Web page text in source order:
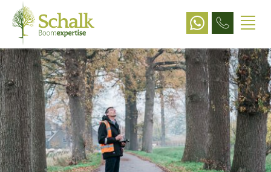
Taxaties
Technisch
Keuringen